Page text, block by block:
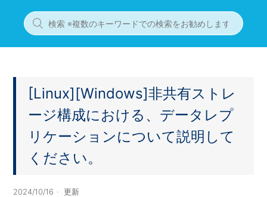
[Linux][Windows]非共有ストレ
ージ構成における、データレプ
リケーションについて説明して
ください。
2024/10/16 更新